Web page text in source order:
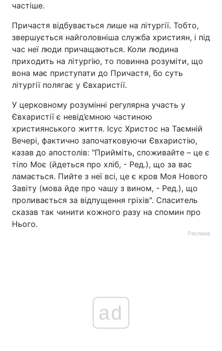
частіше.
Причастя відбувається лише на літургії. Тобто,
звершується найголовніша служба християн, і під
час неї люди причащаються. Коли людина
приходить на літургію, то повинна розуміти, що
вона має приступати до Причастя, бо суть
літургії полягає у Євхаристії.
У церковному розумінні регулярна участь у
Євхаристії є невід’ємною частиною
християнського життя. Ісус Христос на Таємній
Вечері, фактично започатковуючи Євхаристію,
казав до апостолів: "Прийміть, споживайте – це є
тіло Моє (йдеться про хліб, - Ред.), що за вас
ламається. Пийте з неї всі, це є кров Моя Нового
Завіту (мова йде про чашу з вином, - Ред.), що
проливається за відпущення гріхів". Спаситель
сказав так чинити кожного разу на спомин про
Нього.
Реклама
ad